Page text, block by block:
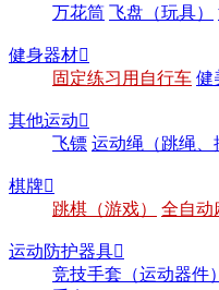
万花筒 飞盘（玩具）
健身器材
固定练习用自行车 健
其他运动
飞镖 运动绳（跳绳、
棋牌
跳棋（游戏）
全自动
运动防护器具
竞技手套（运动器件）